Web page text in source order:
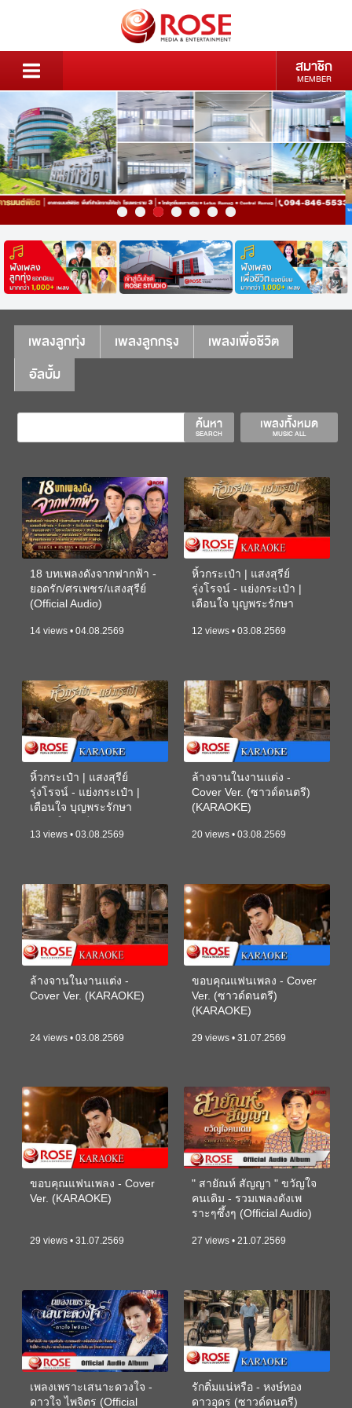
สมาชิก
MEMBER
เพลงลูกทุ่ง เพลงลูกกรุง
เพลงเพื่อชีวิต
อัลบั้ม
เพลงทั้งหมด
MUSIC ALL
ค้นหา
SEARCH
18 บทเพลงดังจากฟากฟ้า -
ยอดรัก/ศรเพชร/แสงสุรีย์
(Official Audio)
14 views • 04.08.2569
หิ้วกระเป๋า | แสงสุรีย์
รุ่งโรจน์ - แย่งกระเป๋า |
เตือนใจ บุญพระรักษา
12 views • 03.08.2569
หิ้วกระเป๋า | แสงสุรีย์
รุ่งโรจน์ - แย่งกระเป๋า |
เตือนใจ บุญพระรักษา
13 views • 03.08.2569
ล้างจานในงานแต่ง -
Cover Ver. (ซาวด์ดนตรี)
(KARAOKE)
20 views • 03.08.2569
ล้างจานในงานแต่ง -
Cover Ver. (KARAOKE)
24 views • 03.08.2569
ขอบคุณแฟนเพลง - Cover
Ver. (ซาวด์ดนตรี)
(KARAOKE)
29 views • 31.07.2569
ขอบคุณแฟนเพลง - Cover
Ver. (KARAOKE)
29 views • 31.07.2569
" สายัณห์ สัญญา " ขวัญใจ
คนเดิม - รวมเพลงดังเพ
ราะๆซึ้งๆ (Official Audio)
27 views • 21.07.2569
เพลงเพราะเสนาะดวงใจ -
ดาวใจ ไพจิตร (Official
รักติ๋มแน่หรือ - หงษ์ทอง
ดาวอุดร (ซาวด์ดนตรี)